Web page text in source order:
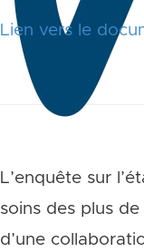
Lien vers le
L’enquête sur
soins des plus
d’une